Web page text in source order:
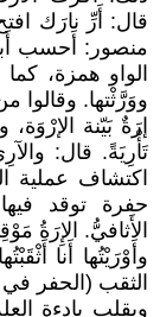
قال: أَرِّ نارَك
منصور: أَحسب
الواو همزة،
ووَرَّثْتها. وقالوا
إرَةٌ بَيّنة
تَأْرِيَةً. قال:
اكتشاف عملية
حفرة توقد
الأَثافيُّ. الإِرَةُ
وأَوْرَيْتُها أَنا
الثقب (الحفر
وبقلب بادءة